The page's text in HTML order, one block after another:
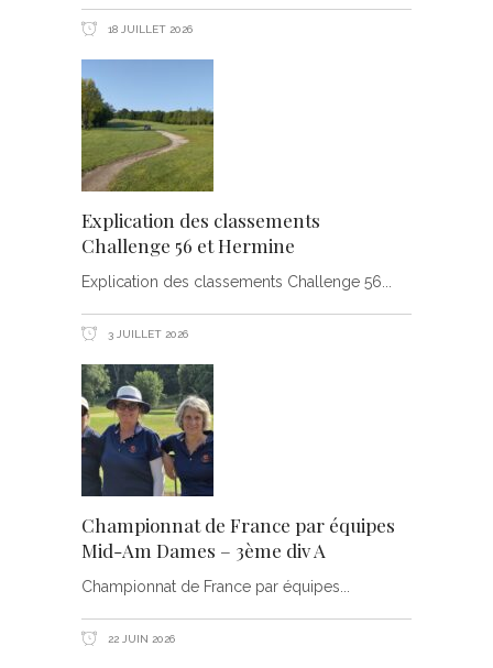
18 JUILLET 2026
Explication des classements
Challenge 56 et Hermine
Explication des classements Challenge 56
3 JUILLET 2026
Championnat de France par équipes
Mid-Am Dames – 3ème div A
Championnat de France par équipes
22 JUIN 2026